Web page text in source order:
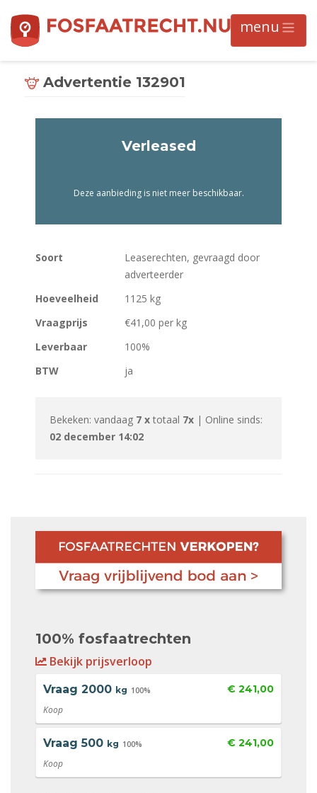
Advertentie 132901
Soort
Leaserechten, gevraagd door
adverteerder
Hoeveelheid
1125 kg
Vraagprijs
€41,00 per kg
Leverbaar
100%
BTW
ja
Bekeken: vandaag 7 x totaal 7x | Online sinds:
02 december 14:02
Verleased
Deze aanbieding is niet meer beschikbaar.
100% fosfaatrechten
Bekijk prijsverloop
Vraag 2000 kg 100% € 241,00
Koop
Vraag 500 kg 100% € 241,00
Koop